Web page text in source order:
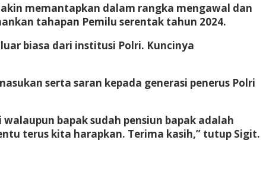
memantapkan dalam rangka mengawal dan
tahapan Pemilu serentak tahun 2024.
biasa dari institusi Polri. Kuncinya
serta saran kepada generasi penerus Polri
bapak sudah pensiun bapak adalah
terus kita harapkan. Terima kasih,” tutup Sigit.